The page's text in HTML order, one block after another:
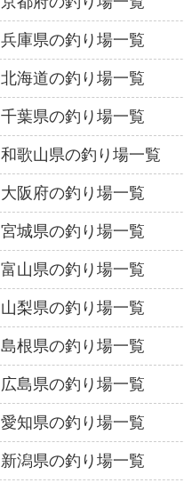
兵庫県の釣り場一覧
北海道の釣り場一覧
千葉県の釣り場一覧
和歌山県の釣り場一覧
大阪府の釣り場一覧
宮城県の釣り場一覧
富山県の釣り場一覧
山梨県の釣り場一覧
島根県の釣り場一覧
広島県の釣り場一覧
愛知県の釣り場一覧
新潟県の釣り場一覧